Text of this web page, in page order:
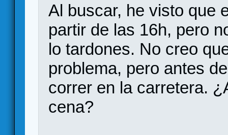
Al buscar, he visto que
partir de las 16h, pero
lo tardones. No creo
problema, pero antes
correr en la carretera.
cena?